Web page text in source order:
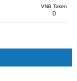
VNB Token
0